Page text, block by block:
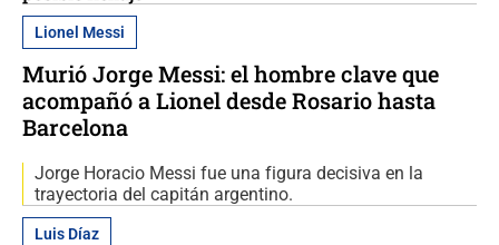
Lionel Messi
Murió Jorge Messi: el hombre clave que
acompañó a Lionel desde Rosario hasta
Barcelona
Jorge Horacio Messi fue una figura decisiva en la
trayectoria del capitán argentino.
Luis Díaz